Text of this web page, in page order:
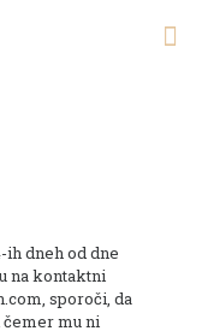
ih dneh od dne
na kontaktni
sporoči, da
mu ni